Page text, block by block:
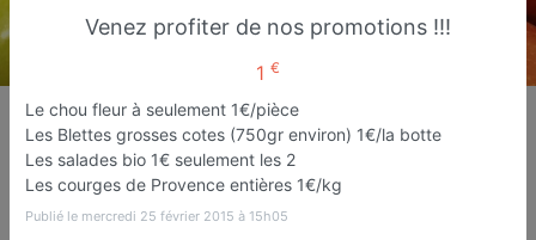
La Campagne
Vente directe producteurs
Cannes
Venez profiter de nos promotions !!!
1 €
Le chou fleur à seulement 1€/pièce
Les Blettes grosses cotes (750gr environ) 1€/la botte
Les salades bio 1€ seulement les 2
Les courges de Provence entières 1€/kg
Publié le mercredi 25 février 2015 à 15h05